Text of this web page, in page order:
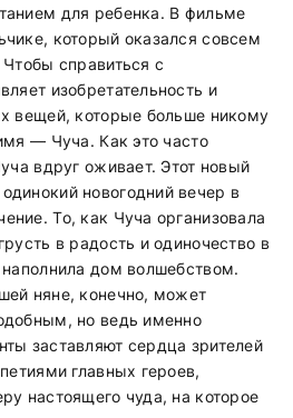
для ребенка. В фильме
который оказался совсем
справиться с
изобретательность и
вещей, которые больше никому
— Чуча. Как это часто
вдруг оживает. Этот новый
новогодний вечер в
То, как Чуча организовала
в радость и одиночество в
дом волшебством.
няне, конечно, может
но ведь именно
заставляют сердца зрителей
главных героев,
настоящего чуда, на которое